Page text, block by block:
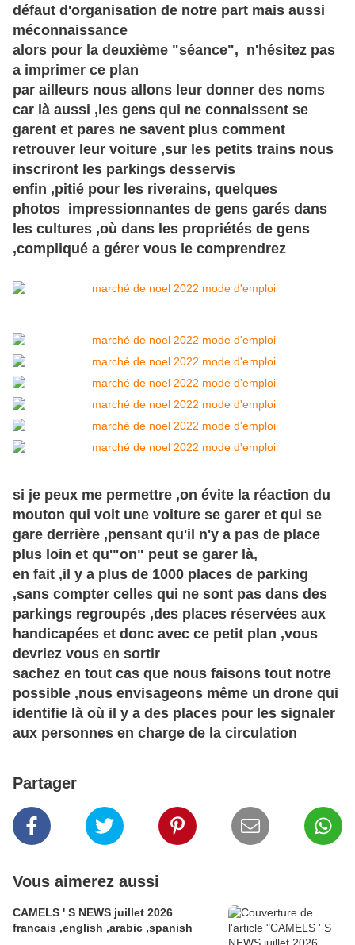
défaut d'organisation de notre part mais aussi
méconnaissance
alors pour la deuxième "séance", n'hésitez pas
a imprimer ce plan
par ailleurs nous allons leur donner des noms
car là aussi ,les gens qui ne connaissent se
garent et pares ne savent plus comment
retrouver leur voiture ,sur les petits trains nous
inscriront les parkings desservis
enfin ,pitié pour les riverains, quelques
photos impressionnantes de gens garés dans
les cultures ,où dans les propriétés de gens
,compliqué a gérer vous le comprendrez
si je peux me permettre ,on évite la réaction du
mouton qui voit une voiture se garer et qui se
gare derrière ,pensant qu'il n'y a pas de place
plus loin et qu'"on" peut se garer là,
en fait ,il y a plus de 1000 places de parking
,sans compter celles qui ne sont pas dans des
parkings regroupés ,des places réservées aux
handicapées et donc avec ce petit plan ,vous
devriez vous en sortir
sachez en tout cas que nous faisons tout notre
possible ,nous envisageons même un drone qui
identifie là où il y a des places pour les signaler
aux personnes en charge de la circulation
Partager
Vous aimerez aussi
CAMELS ' S NEWS juillet 2026
francais ,english ,arabic ,spanish